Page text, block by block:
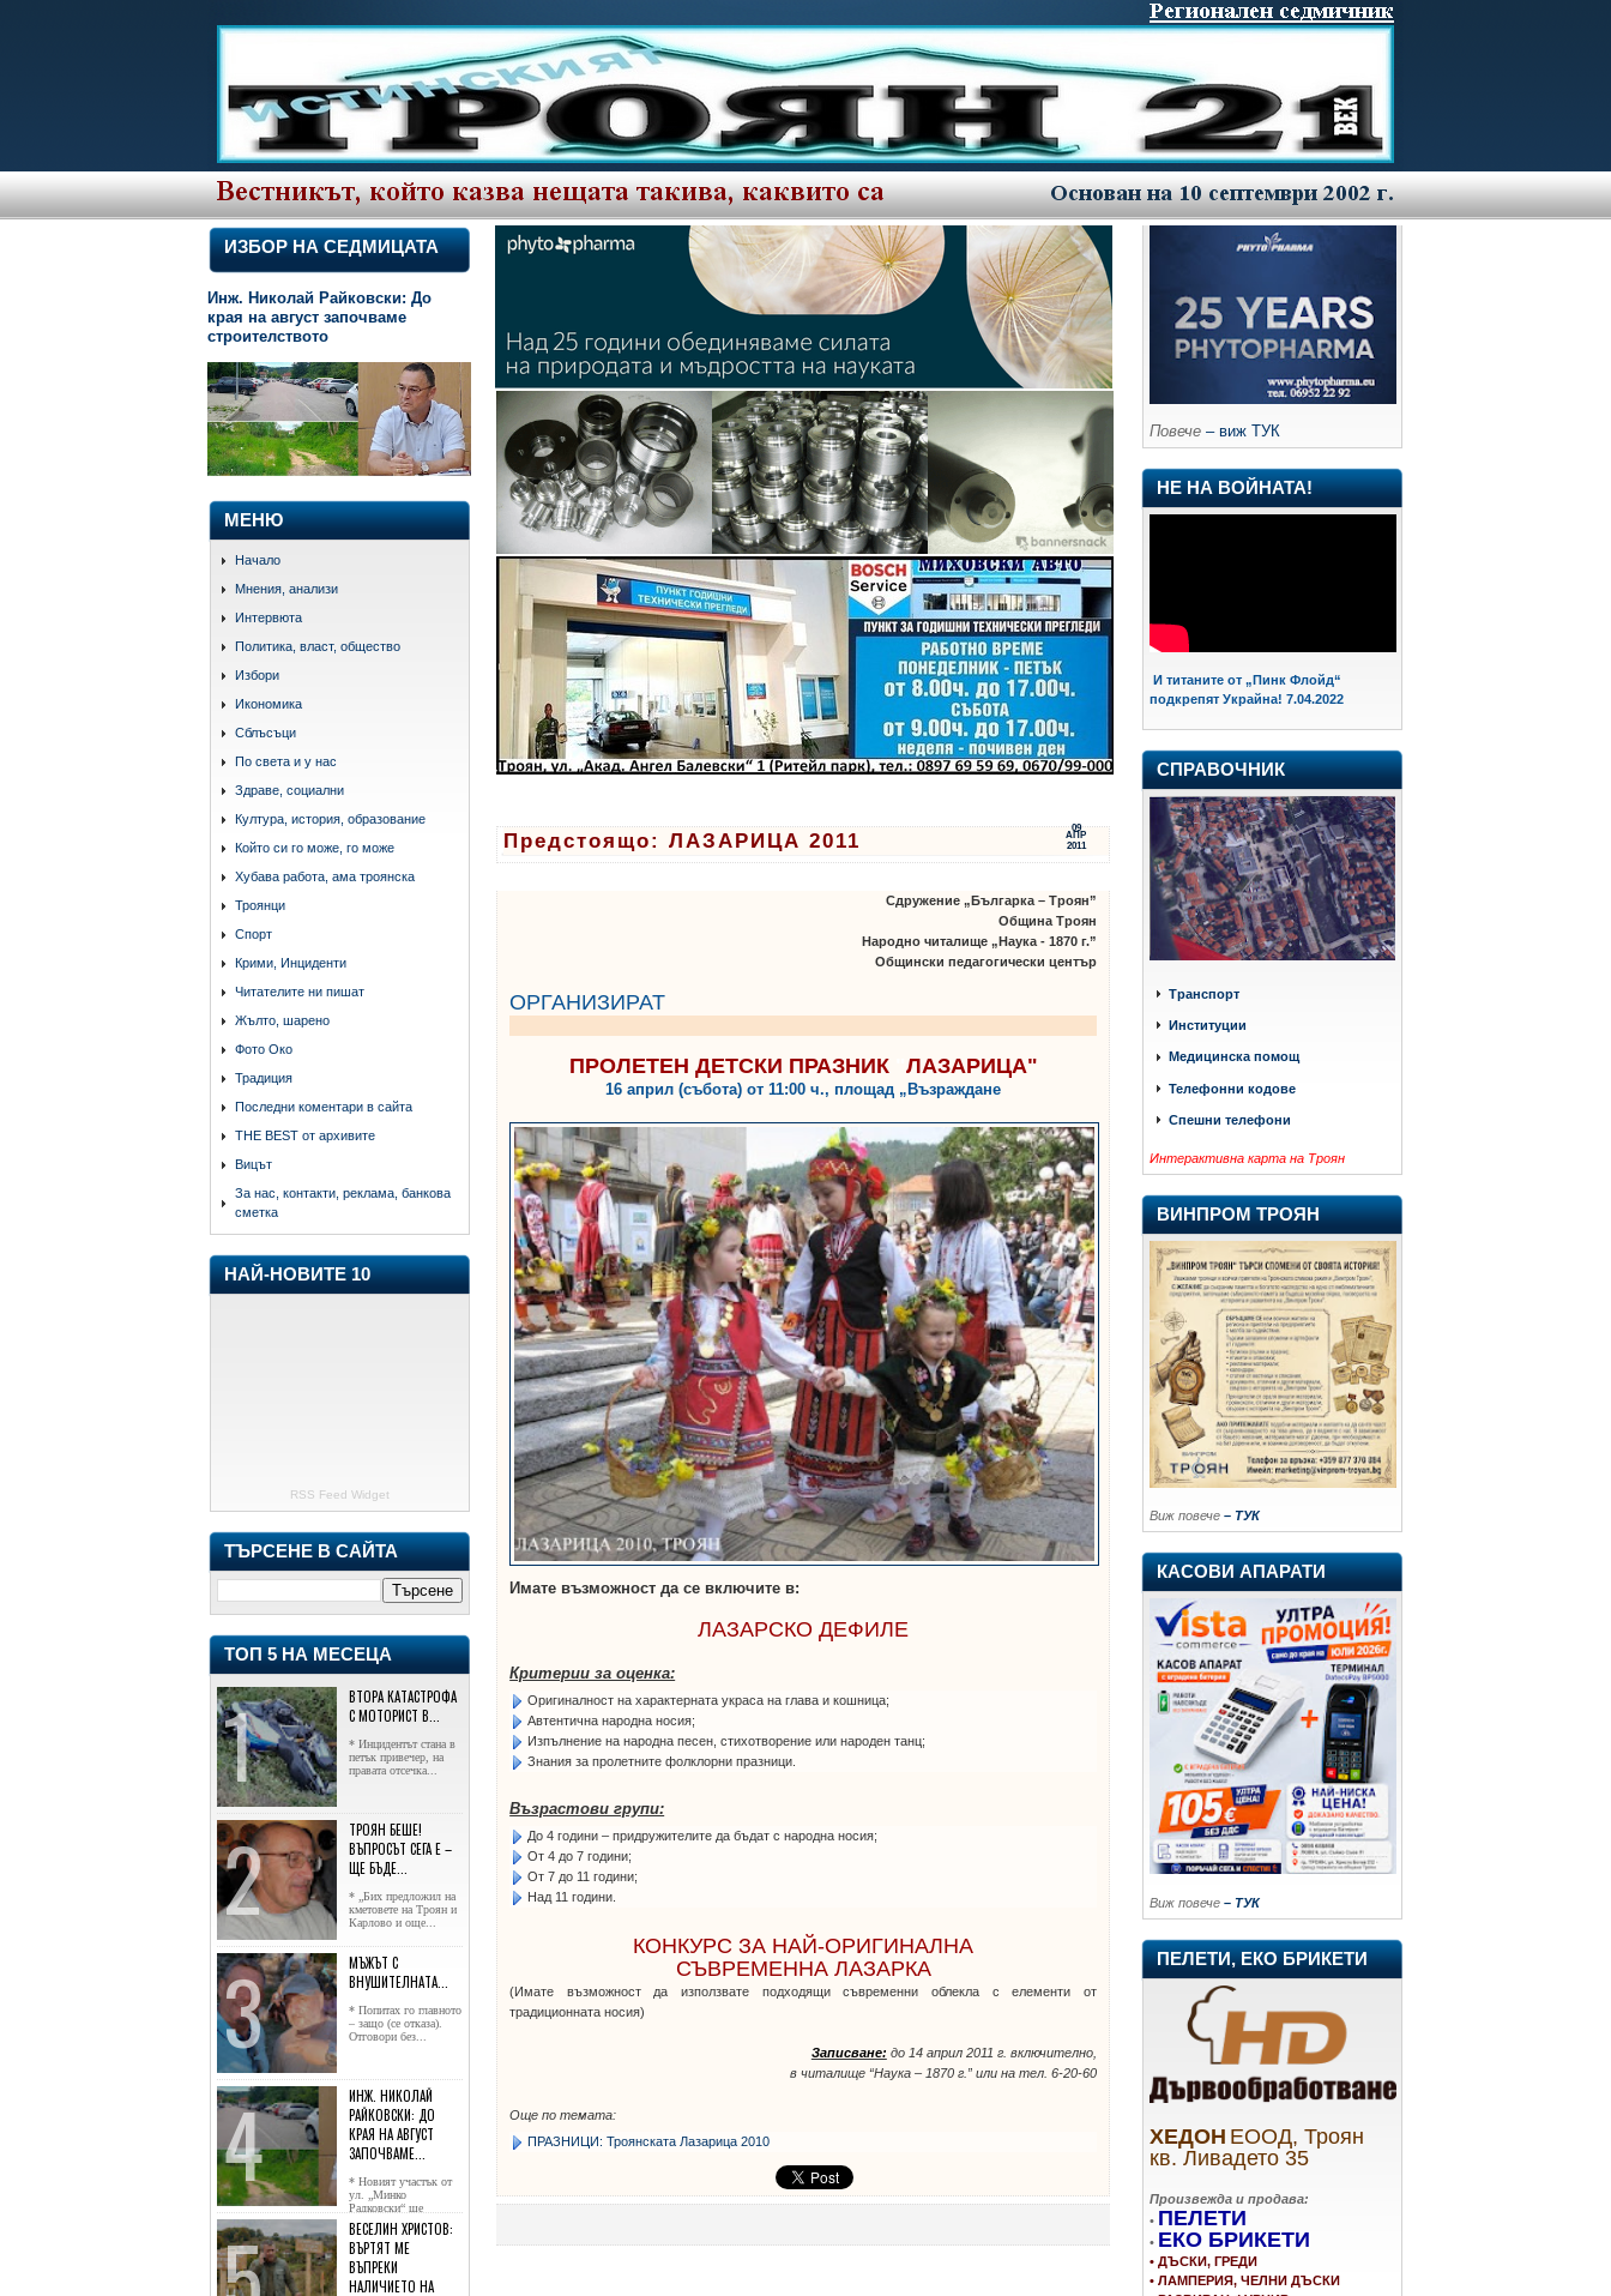
ИЗБОР НА СЕДМИЦАТА
Инж. Николай Райковски: До
края на август започваме
строителството
МЕНЮ
Начало
Мнения, анализи
Интервюта
Политика, власт, общество
Избори
Икономика
Сблъсъци
По света и у нас
Здраве, социални
Култура, история, образование
Който си го може, го може
Хубава работа, ама троянска
Троянци
Спорт
Крими, Инциденти
Читателите ни пишат
Жълто, шарено
Фото Око
Традиция
Последни коментари в сайта
THE BEST от архивите
Вицът
За нас, контакти, реклама, банкова
сметка
НАЙ-НОВИТЕ 10
RSS Feed Widget
ТЪРСЕНЕ В САЙТА
ТОП 5 НА МЕСЕЦА
ВТОРА КАТАСТРОФА
С МОТОРИСТ В...
* Инцидентът стана в
петък привечер, на
правата отсечка...
ТРОЯН БЕШЕ!
ВЪПРОСЪТ СЕГА Е –
ЩЕ БЪДЕ...
* „Бих предложил на
кметовете на Троян и
Карлово и още...
МЪЖЪТ С
ВНУШИТЕЛНАТА...
* Попитах го главното
– защо (се отказа).
Отговори без...
ИНЖ. НИКОЛАЙ
РАЙКОВСКИ: ДО
КРАЯ НА АВГУСТ
ЗАПОЧВАМЕ...
* Новият участък от
ул. „Минко
Радковски“ ще
достигне жк...
ВЕСЕЛИН ХРИСТОВ:
ВЪРТЯТ МЕ
ВЪПРЕКИ
НАЛИЧИЕТО НА
09
АПР
2011
Предстоящо: ЛАЗАРИЦА 2011
Сдружение „Българка – Троян”
Община Троян
Народно читалище „Наука - 1870 г.”
Общински педагогически център
ОРГАНИЗИРАТ
ПРОЛЕТЕН ДЕТСКИ ПРАЗНИК ЛАЗАРИЦА"
16 април (събота) от 11:00 ч., площад „Възраждане
Имате възможност да се включите в:
ЛАЗАРСКО ДЕФИЛЕ
Критерии за оценка:
Оригиналност на характерната украса на глава и кошница;
Автентична народна носия;
Изпълнение на народна песен, стихотворение или народен танц;
Знания за пролетните фолклорни празници.
Възрастови групи:
До 4 години – придружителите да бъдат с народна носия;
От 4 до 7 години;
От 7 до 11 години;
Над 11 години.
КОНКУРС ЗА НАЙ-ОРИГИНАЛНА
СЪВРЕМЕННА ЛАЗАРКА
(Имате възможност да използвате подходящи съвременни облекла с елементи от
традиционната носия)
Записване: до 14 април 2011 г. включително,
в читалище “Наука – 1870 г.” или на тел. 6-20-60
Още по темата:
ПРАЗНИЦИ: Троянската Лазарица 2010
Повече – виж ТУК
НЕ НА ВОЙНАТА!
И титаните от „Пинк Флойд“
подкрепят Украйна! 7.04.2022
СПРАВОЧНИК
Транспорт
Институции
Медицинска помощ
Телефонни кодове
Спешни телефони
Интерактивна карта на Троян
ВИНПРОМ ТРОЯН
Виж повече – ТУК
КАСОВИ АПАРАТИ
Виж повече – ТУК
ПЕЛЕТИ, ЕКО БРИКЕТИ
ХЕДОН ЕООД, Троян
кв. Ливадето 35
Произвежда и продава:
• ПЕЛЕТИ
• ЕКО БРИКЕТИ
• ДЪСКИ, ГРЕДИ
• ЛАМПЕРИЯ, ЧЕЛНИ ДЪСКИ